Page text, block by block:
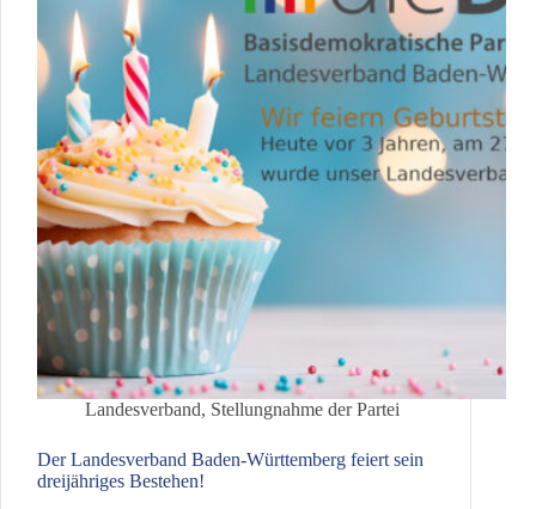
Landesverband, Stellungnahme der Partei
Der Landesverband Baden-Württemberg feiert sein
dreijähriges Bestehen!